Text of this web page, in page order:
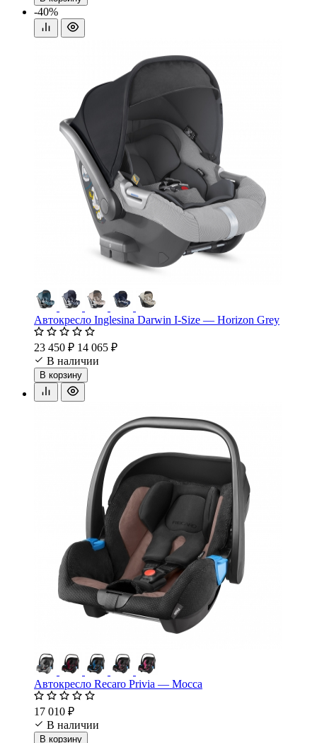
-40%
Автокресло Inglesina Darwin I-Size — Horizon Grey
23 450 ₽ 14 065 ₽
В наличии
В корзину
Автокресло Recaro Privia — Mocca
17 010 ₽
В наличии
В корзину